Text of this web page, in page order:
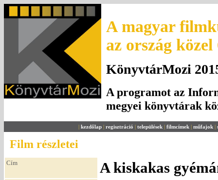
A magyar
az ország
KönyvtárMozi
A programot az
megyei könyvtárak
| kezdőlap | regisztráció | települések | filmcímek | műfajok |
Film részletei
Cím A kiskakas